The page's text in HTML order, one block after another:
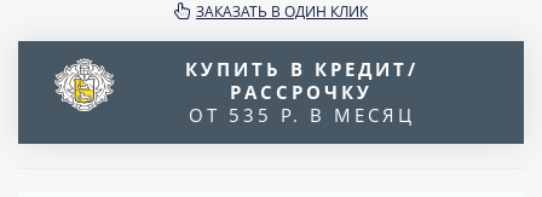
ЗАКАЗАТЬ В ОДИН КЛИК
КУПИТЬ В КРЕДИТ/
РАССРОЧКУ
ОТ 535 Р. В МЕСЯЦ